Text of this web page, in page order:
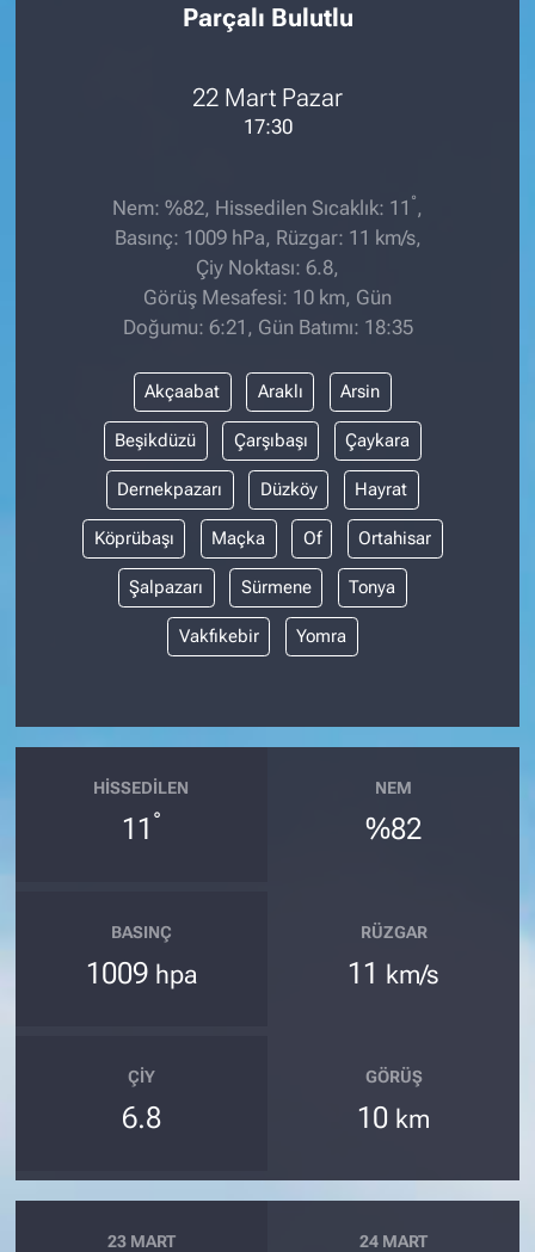
Parçalı Bulutlu
22 Mart Pazar
17:30
Nem: %82, Hissedilen Sıcaklık: 11 ° ,
Basınç: 1009 hPa, Rüzgar: 11 km/s,
Çiy Noktası: 6.8,
Görüş Mesafesi: 10 km, Gün
Doğumu: 6:21, Gün Batımı: 18:35
Akçaabat Araklı Arsin
Beşikdüzü Çarşıbaşı Çaykara
Dernekpazarı Düzköy Hayrat
Köprübaşı Maçka Of Ortahisar
Şalpazarı Sürmene Tonya
Vakfıkebir Yomra
HISSEDILEN
11 °
NEM
%82
BASINÇ
1009 hpa
RÜZGAR
11 km/s
ÇIY
6.8
GÖRÜŞ
10 km
23 MART 24 MART